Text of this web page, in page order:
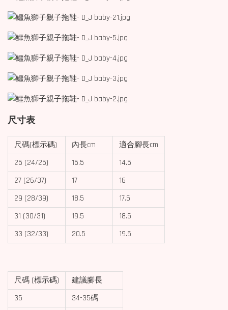
尺寸表
尺碼(標示碼) 內長cm
適合腳長cm
25 (24/25)
15.5
14.5
27 (26/37)
17
16
29 (28/39)
18.5
17.5
31 (30/31)
19.5
18.5
33 (32/33)
20.5 19.5
尺碼 (標示碼)
建議腳長
35
34-35碼